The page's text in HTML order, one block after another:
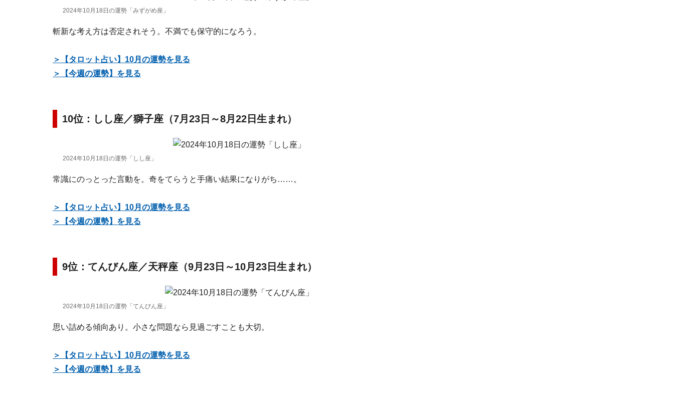
2024年10月18日の運勢「みずがめ座」
斬新な考え方は否定されそう。不満でも保守的になろう。
＞【タロット占い】10月の運勢を見る
＞【今週の運勢】を見る
10位：しし座／獅子座（7月23日～8月22日生まれ）
2024年10月18日の運勢「しし座」
常識にのっとった言動を。奇をてらうと手痛い結果になりがち……。
＞【タロット占い】10月の運勢を見る
＞【今週の運勢】を見る
9位：てんびん座／天秤座（9月23日～10月23日生まれ）
2024年10月18日の運勢「てんびん座」
思い詰める傾向あり。小さな問題なら見過ごすことも大切。
＞【タロット占い】10月の運勢を見る
＞【今週の運勢】を見る